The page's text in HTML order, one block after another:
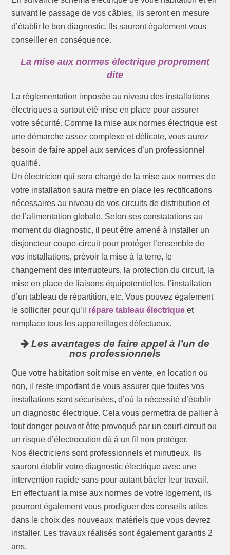
suivant le passage de vos câbles, ils seront en mesure
d’établir le bon diagnostic. Ils sauront également vous
conseiller en conséquence.
La mise aux normes électrique proprement
dite
La règlementation imposée au niveau des installations
électriques a surtout été mise en place pour assurer
votre sécurité. Comme la mise aux normes électrique est
une démarche assez complexe et délicate, vous aurez
besoin de faire appel aux services d’un professionnel
qualifié.
Un électricien qui sera chargé de la mise aux normes de
votre installation saura mettre en place les rectifications
nécessaires au niveau de vos circuits de distribution et
de l’alimentation globale. Selon ses constatations au
moment du diagnostic, il peut être amené à installer un
disjoncteur coupe-circuit pour protéger l’ensemble de
vos installations, prévoir la mise à la terre, le
changement des interrupteurs, la protection du circuit, la
mise en place de liaisons équipotentielles, l’installation
d’un tableau de répartition, etc. Vous pouvez également
le solliciter pour qu’il répare tableau électrique et
remplace tous les appareillages défectueux.
Les avantages de faire appel à l’un de
nos professionnels
Que votre habitation soit mise en vente, en location ou
non, il reste important de vous assurer que toutes vos
installations sont sécurisées, d’où la nécessité d’établir
un diagnostic électrique. Cela vous permettra de pallier à
tout danger pouvant être provoqué par un court-circuit ou
un risque d’électrocution dû à un fil non protéger.
Nos électriciens sont professionnels et minutieux. Ils
sauront établir votre diagnostic électrique avec une
intervention rapide sans pour autant bâcler leur travail.
En effectuant la mise aux normes de votre logement, ils
pourront également vous prodiguer des conseils utiles
dans le choix des nouveaux matériels que vous devrez
installer. Les travaux réalisés sont également garantis 2
ans.